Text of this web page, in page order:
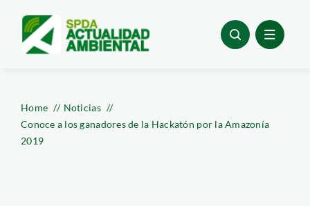
content
Home
Noticias
Conoce a los ganadores de la Hackatón por la Amazonía
2019